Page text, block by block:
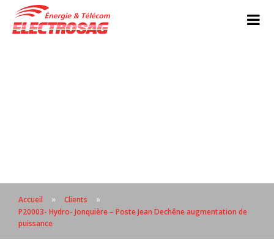
Accueil » Clients »
P20003- Hydro- Jonquière – Poste Jean Dechêne augmentation de
puissance